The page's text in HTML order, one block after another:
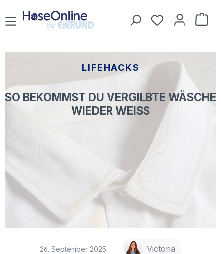
Zum Hauptinhalt springen Du hast 0
LIFEHACKS
SO BEKOMMST DU VERGILBTE WÄSCHE
WIEDER WEISS
26. September 2025 Victoria